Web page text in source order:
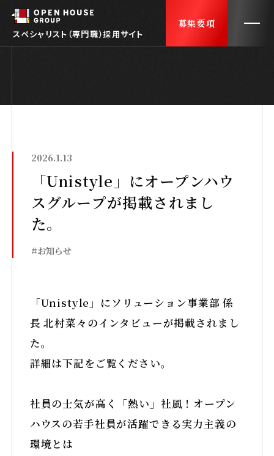
スペシャリスト（専門職）採用サイト
募集要項
採用FAQFAQ
サステナビリティ推進 SUSTAINABILITY
介護支援制度
2026.1.13
「Unistyle」にオープンハウ
スグループが掲載されまし
た。
#お知らせ
「Unistyle」にソリューション事業部 係
長 北村菜々のインタビューが掲載されまし
た。
詳細は下記をご覧ください。
社員の士気が高く「熱い」社風！オープン
ハウスの若手社員が活躍できる実力主義の
環境とは